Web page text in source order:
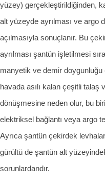
yüzey) gerçekleştirildiğinden,
alt yüzeyde ayrılması ve argo
açılmasıyla sonuçlanır. Bu
ayrılması şantün işletilmesi
manyetik ve demir
havada asılı kalan çeşitli talaş
dönüşmesine neden olur, bu
elektriksel bağlantı veya argo
Ayrıca şantün çekirdek
gürültü de şantün alt
sorunlardandır.